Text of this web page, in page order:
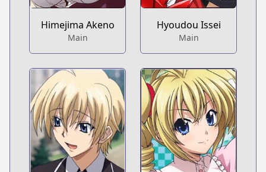
Himejima Akeno
Main
Hyoudou Issei
Main